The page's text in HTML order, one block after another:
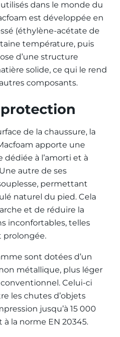
dans le monde du
est développée en
(éthylène-acétate de
température, puis
d’une structure
solide, ce qui le rend
composants.
de la chaussure, la
apporte une
à l’amorti et à
autre de ses
permettant
naturel du pied. Cela
et de réduire la
inconfortables, telles
prolongée.
sont dotées d’un
métallique, plus léger
Celui-ci
les chutes d’objets
jusqu’à 15 000
la norme EN 20345.